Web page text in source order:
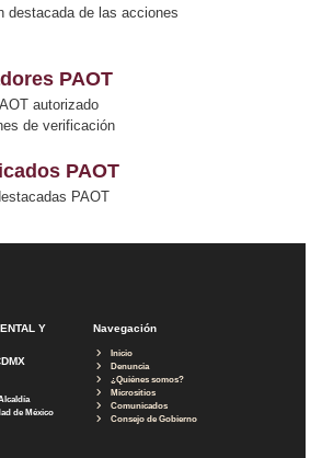
destacada de las acciones
PAOT
autorizado
de verificación
PAOT
PAOT
Y
de México
Navegación
Inicio
Denuncia
¿Quiénes somos?
Micrositios
Comunicados
Consejo de Gobierno